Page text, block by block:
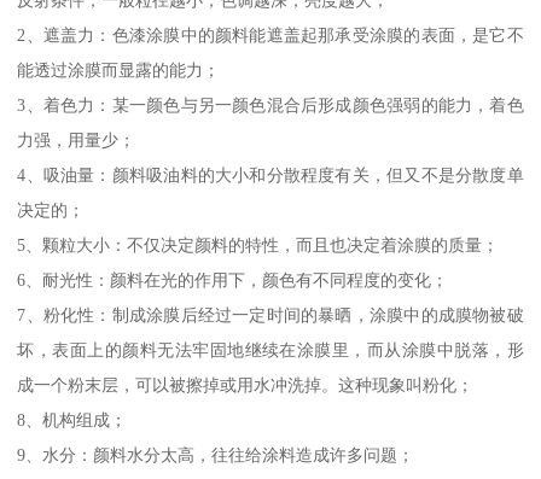
2、遮盖力：色漆涂膜中的颜料能遮盖起那承受涂膜的表面，是它不
能透过涂膜而显露的能力；
3、着色力：某一颜色与另一颜色混合后形成颜色强弱的能力，着色
力强，用量少；
4、吸油量：颜料吸油料的大小和分散程度有关，但又不是分散度单
决定的；
5、颗粒大小：不仅决定颜料的特性，而且也决定着涂膜的质量；
6、耐光性：颜料在光的作用下，颜色有不同程度的变化；
7、粉化性：制成涂膜后经过一定时间的暴晒，涂膜中的成膜物被破
坏，表面上的颜料无法牢固地继续在涂膜里，而从涂膜中脱落，形
成一个粉末层，可以被擦掉或用水冲洗掉。这种现象叫粉化；
8、机构组成；
9、水分：颜料水分太高，往往给涂料造成许多问题；